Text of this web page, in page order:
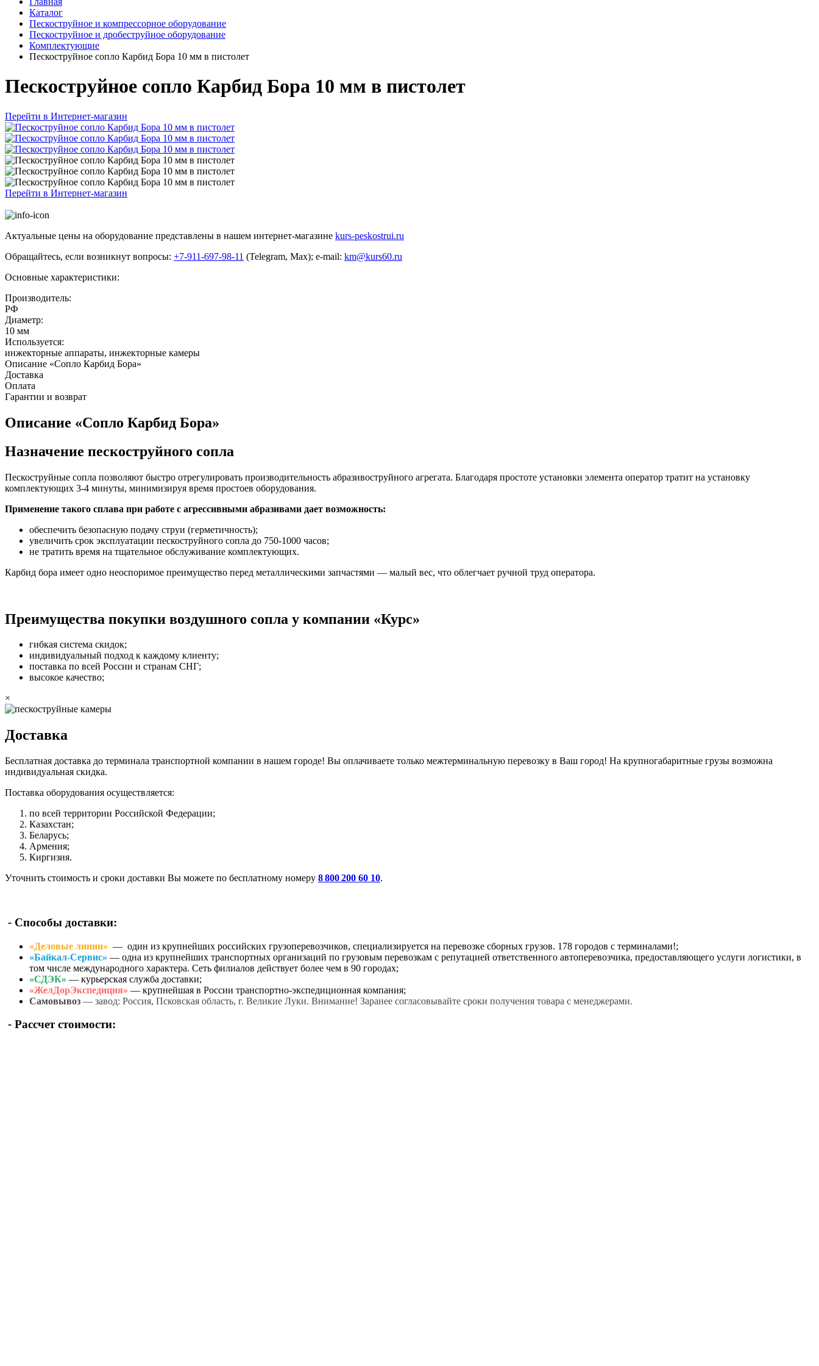
Каталог
Пескоструйное и компрессорное оборудование
Пескоструйное и дробеструйное оборудование
Комплектующие
Пескоструйное сопло Карбид Бора 10 мм в пистолет
Пескоструйное сопло Карбид Бора 10 мм в пистолет
Перейти в Интернет-магазин
Перейти в Интернет-магазин
Актуальные цены на оборудование представлены в нашем интернет-магазине kurs-peskostrui.ru
Обращайтесь, если возникнут вопросы: +7-911-697-98-11 (Telegram, Max); e-mail: km@kurs60.ru
Основные характеристики:
Производитель:
РФ
Диаметр:
10 мм
Используется:
инжекторные аппараты, инжекторные камеры
Описание «Сопло Карбид Бора»
Доставка
Оплата
Гарантии и возврат
Описание «Сопло Карбид Бора»
Назначение пескоструйного сопла
Пескоструйные сопла позволяют быстро отрегулировать производительность абразивоструйного агрегата. Благодаря простоте установки элемента оператор тратит на установку
комплектующих 3-4 минуты, минимизируя время простоев оборудования.
Применение такого сплава при работе с агрессивными абразивами дает возможность:
обеспечить безопасную подачу струи (герметичность);
увеличить срок эксплуатации пескоструйного сопла до 750-1000 часов;
не тратить время на тщательное обслуживание комплектующих.
Карбид бора имеет одно неоспоримое преимущество перед металлическими запчастями — малый вес, что облегчает ручной труд оператора.
Преимущества покупки воздушного сопла у компании «Курс»
гибкая система скидок;
индивидуальный подход к каждому клиенту;
поставка по всей России и странам СНГ;
высокое качество;
×
Доставка
Бесплатная доставка до терминала транспортной компании в нашем городе! Вы оплачиваете только межтерминальную перевозку в Ваш город! На крупногабаритные грузы возможна
индивидуальная скидка.
Поставка оборудования осуществляется:
по всей территории Российской Федерации;
Казахстан;
Беларусь;
Армения;
Киргизия.
Уточнить стоимость и сроки доставки Вы можете по бесплатному номеру 8 800 200 60 10.
- Способы доставки:
«Деловые линии» — один из крупнейших российских грузоперевозчиков, специализируется на перевозке сборных грузов. 178 городов с терминалами!;
«Байкал-Сервис» — одна из крупнейших транспортных организаций по грузовым перевозкам с репутацией ответственного автоперевозчика, предоставляющего услуги логистики, в
том числе международного характера. Сеть филиалов действует более чем в 90 городах;
«СДЭК» — курьерская служба доставки;
«ЖелДорЭкспедиция» — крупнейшая в России транспортно-экспедиционная компания;
Самовывоз — завод: Россия, Псковская область, г. Великие Луки. Внимание! Заранее согласовывайте сроки получения товара с менеджерами.
- Рассчет стоимости: